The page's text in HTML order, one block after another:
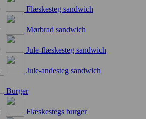
Flæskesteg sandwich
Mørbrad sandwich
Jule-flæskesteg sandwich
Jule-andesteg sandwich
Burger
Flæskestegs burger